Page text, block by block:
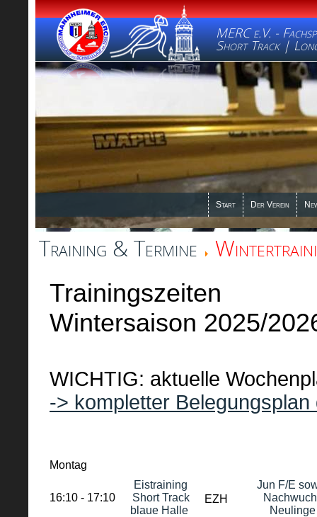
MERC e.V. -
Short Track |
Start Der Verein
Training & Termine
Trainingszeiten
Wintersaison 2025/
WICHTIG: aktuelle
-> kompletter Belegungsplan
Montag
16:10 - 17:10
Eistraining
Short Track
blaue Halle
EZH
Jun F/E
Neulinge